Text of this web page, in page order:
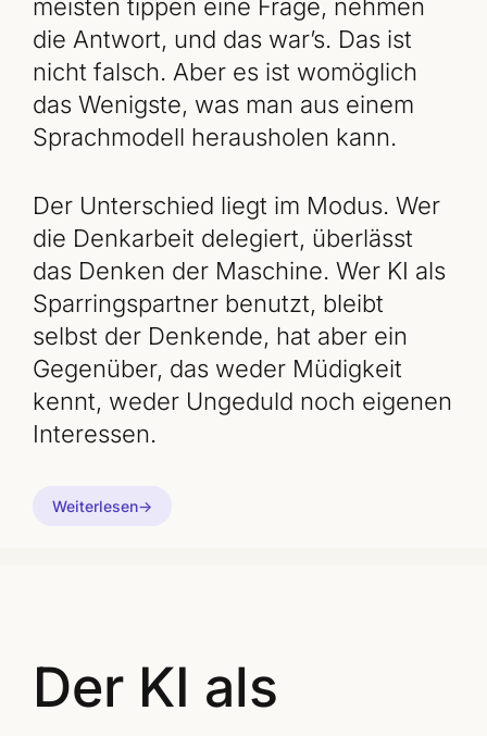
meisten tippen eine Frage, nehmen
die Antwort, und das war’s. Das ist
nicht falsch. Aber es ist womöglich
das Wenigste, was man aus einem
Sprachmodell herausholen kann.
Der Unterschied liegt im Modus. Wer
die Denkarbeit delegiert, überlässt
das Denken der Maschine. Wer KI als
Sparringspartner benutzt, bleibt
selbst der Denkende, hat aber ein
Gegenüber, das weder Müdigkeit
kennt, weder Ungeduld noch eigenen
Interessen.
Weiterlesen
Der KI als